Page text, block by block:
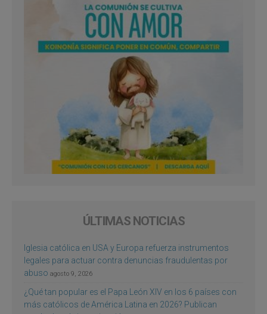
ÚLTIMAS NOTICIAS
Iglesia católica en USA y Europa refuerza instrumentos
legales para actuar contra denuncias fraudulentas por
abuso agosto 9, 2026
¿Qué tan popular es el Papa León XIV en los 6 países con
más católicos de América Latina en 2026? Publican